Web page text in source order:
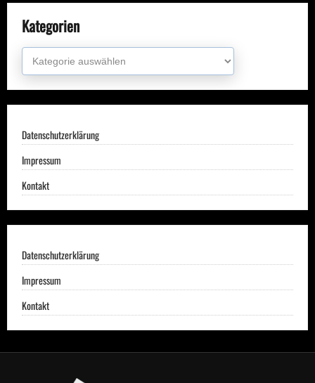
Kategorien
Kategorien
Datenschutzerklärung
Impressum
Kontakt
Datenschutzerklärung
Impressum
Kontakt